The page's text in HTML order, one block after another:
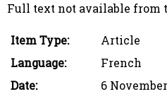
Full text not available from
Item Type:
Article
Language:
French
Date:
6